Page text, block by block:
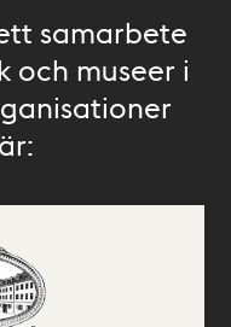
samarbete
och museer i